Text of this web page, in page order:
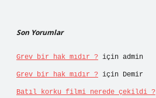
Son Yorumlar
Grev bir hak mıdır ? için admin
Grev bir hak mıdır ? için Demir
Batıl korku filmi nerede çekildi ?